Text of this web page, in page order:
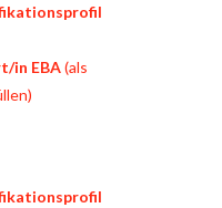
in EBA(als